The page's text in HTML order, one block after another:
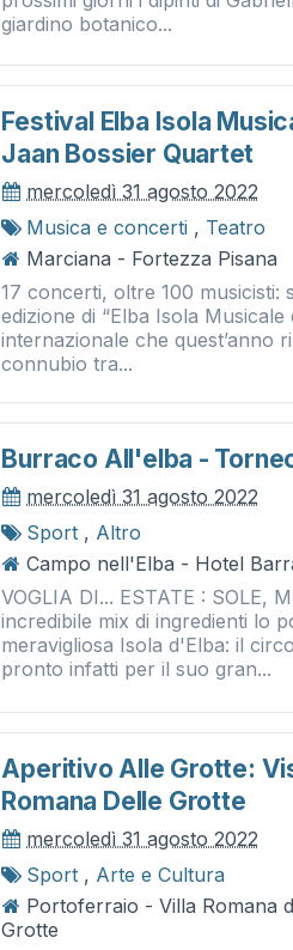
giardino botanico...
Festival Elba Isola
Jaan Bossier Quartet
mercoledì 31 agosto 2022
Musica e concerti , Teatro
Marciana - Fortezza Pisana
17 concerti, oltre 100 musicisti:
edizione di “Elba Isola Musicale
internazionale che quest’anno
connubio tra...
Burraco All'elba -
mercoledì 31 agosto 2022
Sport , Altro
Campo nell'Elba - Hotel
VOGLIA DI... ESTATE : SOLE,
incredibile mix di ingredienti lo
meravigliosa Isola d'Elba: il
pronto infatti per il suo gran...
Aperitivo Alle Grotte:
Romana Delle Grotte
mercoledì 31 agosto 2022
Sport , Arte e Cultura
Portoferraio - Villa Romana
Grotte